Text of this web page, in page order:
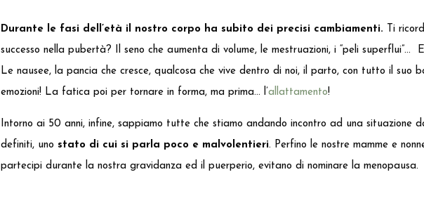
Durante le fasi dell’età il nostro corpo ha subito dei precisi cambiamenti. Ti
successo nella pubertà? Il seno che aumenta di volume, le mestruazioni, i “peli superflui”…
Le nausee, la pancia che cresce, qualcosa che vive dentro di noi, il parto, con tutto il suo
emozioni! La fatica poi per tornare in forma, ma prima… l’ allattamento!
Intorno ai 50 anni, infine, sappiamo tutte che stiamo andando incontro ad una situazione
definiti, uno stato di cui si parla poco e malvolentieri. Perfino le nostre mamme e
partecipi durante la nostra gravidanza ed il puerperio, evitano di nominare la menopausa.